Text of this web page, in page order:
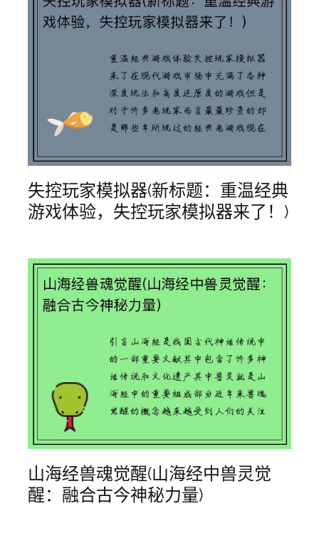
失控玩家模拟器(新标题：重温经典
游戏体验，失控玩家模拟器来了！)
山海经兽魂觉醒(山海经中兽灵觉
醒：融合古今神秘力量)